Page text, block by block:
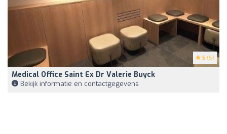
5 (5)
Medical Office Saint Ex Dr Valerie Buyck
Bekijk informatie en contactgegevens